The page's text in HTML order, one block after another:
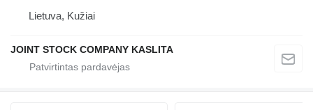
Lietuva, Kužiai
JOINT STOCK COMPANY KASLITA